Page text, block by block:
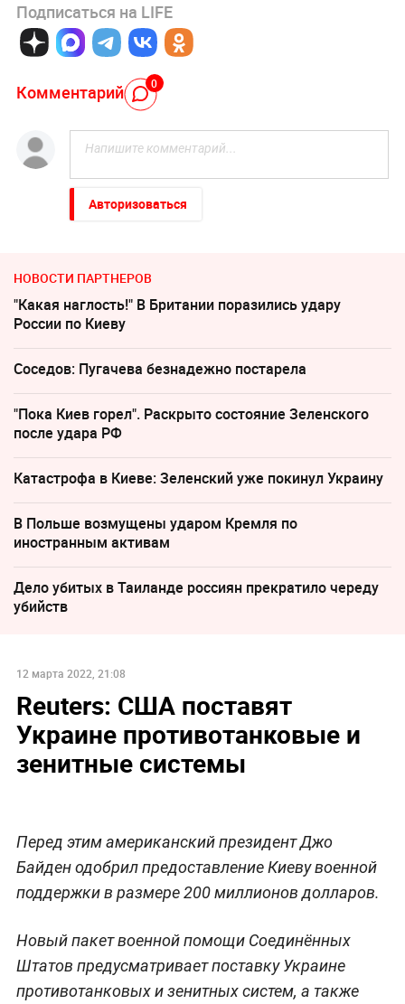
Подписаться на LIFE
Комментарий 0
Авторизоваться
НОВОСТИ ПАРТНЕРОВ
"Какая наглость!" В Британии поразились удару
России по Киеву
Соседов: Пугачева безнадежно постарела
"Пока Киев горел". Раскрыто состояние Зеленского
после удара РФ
Катастрофа в Киеве: Зеленский уже покинул Украину
В Польше возмущены ударом Кремля по
иностранным активам
Дело убитых в Таиланде россиян прекратило череду
убийств
12 марта 2022, 21:08
Reuters: США поставят
Украине противотанковые и
зенитные системы
Перед этим американский президент Джо
Байден одобрил предоставление Киеву военной
поддержки в размере 200 миллионов долларов.
Новый пакет военной помощи Соединённых
Штатов предусматривает поставку Украине
противотанковых и зенитных систем, а также